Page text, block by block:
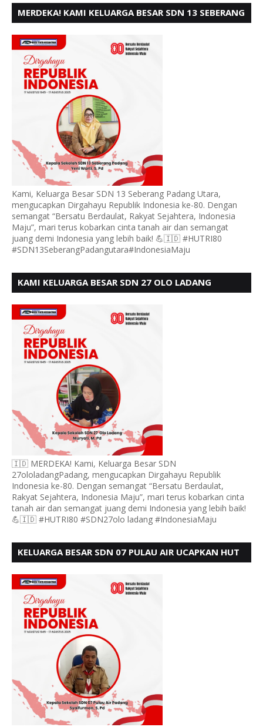
MERDEKA! KAMI KELUARGA BESAR SDN 13 SEBERANG
Kami, Keluarga Besar SDN 13 Seberang Padang Utara,
mengucapkan Dirgahayu Republik Indonesia ke-80. Dengan
semangat “Bersatu Berdaulat, Rakyat Sejahtera, Indonesia
Maju”, mari terus kobarkan cinta tanah air dan semangat
juang demi Indonesia yang lebih baik! 💪🇮🇩 #HUTRI80
#SDN13SeberangPadangutara#IndonesiaMaju
KAMI KELUARGA BESAR SDN 27 OLO LADANG
🇮🇩 MERDEKA! Kami, Keluarga Besar SDN
27ololadangPadang, mengucapkan Dirgahayu Republik
Indonesia ke-80. Dengan semangat “Bersatu Berdaulat,
Rakyat Sejahtera, Indonesia Maju”, mari terus kobarkan cinta
tanah air dan semangat juang demi Indonesia yang lebih baik!
💪🇮🇩 #HUTRI80 #SDN27olo ladang #IndonesiaMaju
KELUARGA BESAR SDN 07 PULAU AIR UCAPKAN HUT